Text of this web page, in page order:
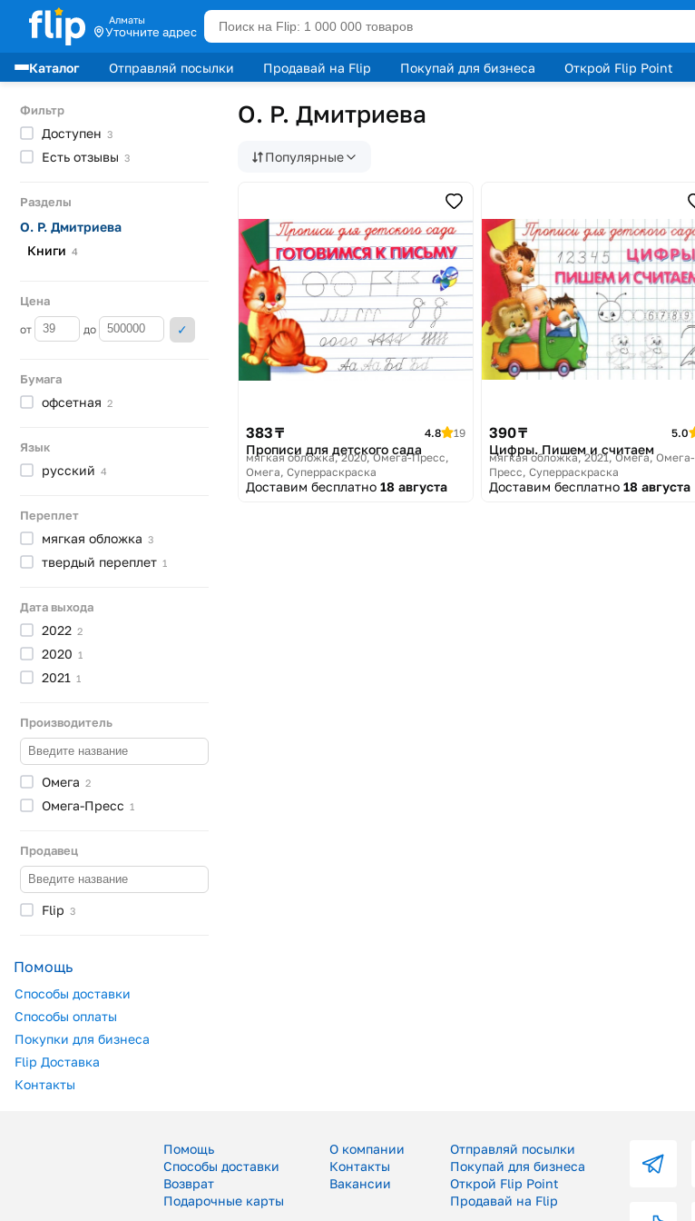
Алматы
Уточните адрес
Каталог Отправляй посылки Продавай на Flip Покупай для бизнеса Открой Flip Point
Фильтр
Доступен 3
Есть отзывы 3
Разделы
О. Р. Дмитриева
Книги 4
Цена
от до
Бумага
офсетная 2
Язык
русский 4
Переплет
мягкая обложка 3
твердый переплет 1
Дата выхода
2022 2
2020 1
2021 1
Производитель
Омега 2
Омега-Пресс 1
Продавец
Flip 3
Помощь
Способы доставки
Способы оплаты
Покупки для бизнеса
Flip Доставка
Контакты
О. Р. Дмитриева
Популярные
383 ₸ 4.8 19
Прописи для детского сада
мягкая обложка, 2020 Омега-Пресс,
Омега, Суперраскраска
Доставим бесплатно 18 августа
390 ₸ 5.0
Цифры. Пишем и считаем
мягкая обложка, 2021 Омега, Омега-
Пресс, Суперраскраска
Доставим бесплатно 18 августа
Помощь
Способы доставки
Возврат
Подарочные карты
О компании
Контакты
Вакансии
Отправляй посылки
Покупай для бизнеса
Открой Flip Point
Продавай на Flip